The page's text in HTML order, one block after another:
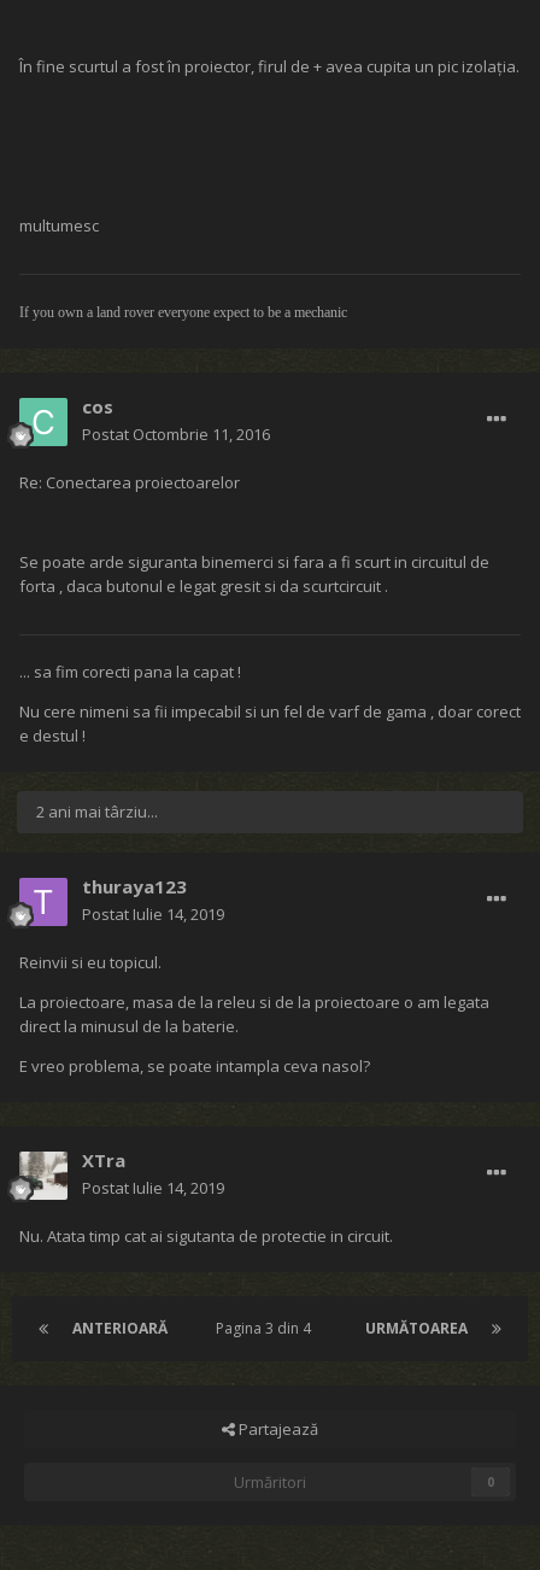
În fine scurtul a fost în proiector, firul de + avea cupita un pic izolaţia.
multumesc
If you own a land rover everyone expect to be a mechanic
cos
Postat Octombrie 11, 2016
Re: Conectarea proiectoarelor
Se poate arde siguranta binemerci si fara a fi scurt in circuitul de
forta , daca butonul e legat gresit si da scurtcircuit .
... sa fim corecti pana la capat !
Nu cere nimeni sa fii impecabil si un fel de varf de gama , doar corect
e destul !
2 ani mai târziu...
thuraya123
Postat Iulie 14, 2019
Reinvii si eu topicul.
La proiectoare, masa de la releu si de la proiectoare o am legata
direct la minusul de la baterie.
E vreo problema, se poate intampla ceva nasol?
XTra
Postat Iulie 14, 2019
Nu. Atata timp cat ai sigutanta de protectie in circuit.
ANTERIOARĂ URMĂTOAREA
Pagina 3 din 4
Partajează
Urmăritori 0